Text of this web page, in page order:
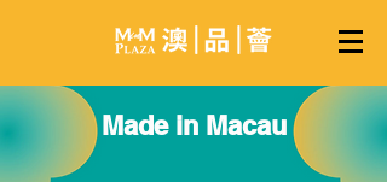
Made in Macau